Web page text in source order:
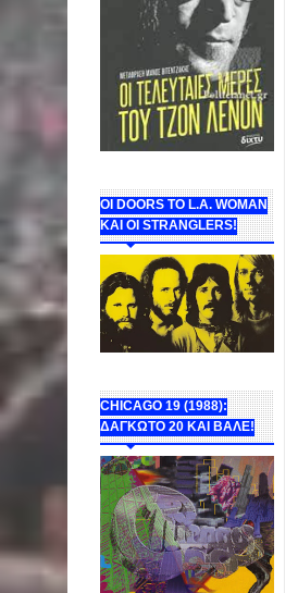
ΟΙ DOORS ΤΟ L.A. WOMAN
KAI OI STRANGLERS!
CHICAGO 19 (1988):
ΔΑΓΚΩΤΟ 20 ΚΑΙ ΒΑΛΕ!